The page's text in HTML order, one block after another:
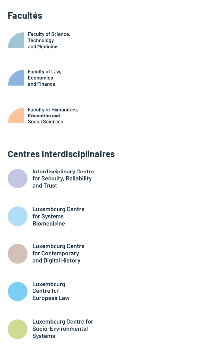
Facultés
Centres interdisciplinaires